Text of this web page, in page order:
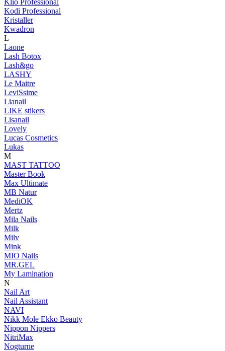
Klio Professional
Kodi Professional
Kristaller
Kwadron
L
Laone
Lash Botox
Lash&go
LASHY
Le Maitre
LeviSsime
Lianail
LIKE stikers
Lisanail
Lovely
Lucas Cosmetics
Lukas
M
MAST TATTOO
Master Book
Max Ultimate
MB Natur
MediOK
Mertz
Mila Nails
Milk
Milv
Mink
MIO Nails
MR.GEL
My Lamination
N
Nail Art
Nail Assistant
NAVI
Nikk Mole Ekko Beauty
Nippon Nippers
NitriMax
Nogturne